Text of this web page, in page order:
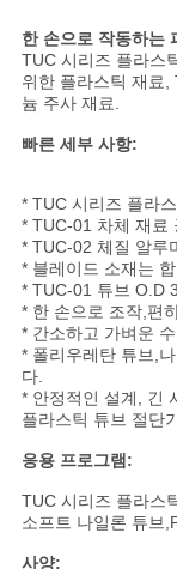
주
세
요
인
용
문
을
요
구
하
세
한 손으로 작동하는
TUC 시리즈 플라스
위한 플라스틱 재료
늄 주사 재료.
빠른 세부 사항:
* TUC 시리즈 플라
* TUC-01 차체 재료
* TUC-02 체질 알루
* 블레이드 소재는
* TUC-01 튜브 O.D
* 한 손으로 조작,편
* 간소하고 가벼운
* 폴리우레탄 튜브,
다.
* 안정적인 설계, 긴
플라스틱 튜브 절단
응용 프로그램:
TUC 시리즈 플라스
소프트 나일론 튜브
사양: